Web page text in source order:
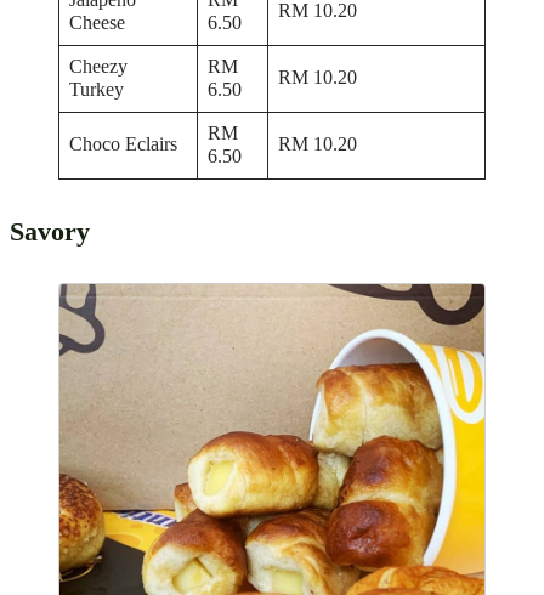
Cheese
6.50
RM 10.20
Cheezy
Turkey
RM
6.50
RM 10.20
Choco Eclairs
RM
6.50
RM 10.20
Savory